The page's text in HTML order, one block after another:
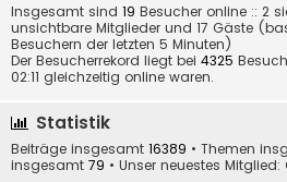
Insgesamt sind 19 Besucher online :: 2
unsichtbare Mitglieder und 17 Gäste
Besuchern der letzten 5 Minuten)
Der Besucherrekord liegt bei 4325
02:11 gleichzeitig online waren.
Statistik
Beiträge insgesamt 16389 • Themen
insgesamt 79 • Unser neuestes Mitglied: